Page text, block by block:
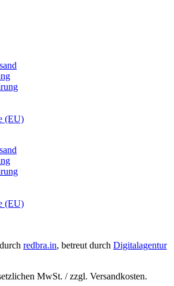
(EU)
(EU)
redbra.in, betreut durch Digitalagentur
MwSt. / zzgl. Versandkosten.